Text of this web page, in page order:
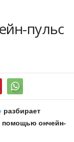
пульс
разбирает
помощью ончейн-